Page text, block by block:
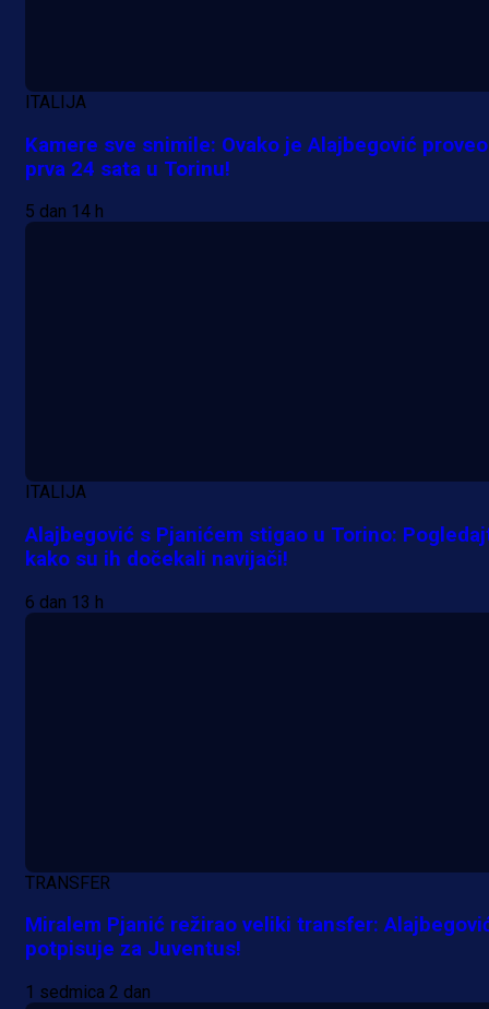
Premijer liga BiH
Grbavica se prisjetila Izeta
ITALIJA
Kamere sve snimile: Ovako je Alajbegović proveo
prva 24 sata u Torinu!
5 dan 14 h
ITALIJA
Alajbegović s Pjanićem stigao u Torino:
kako su ih dočekali navijači!
6 dan 13 h
TRANSFER
Miralem Pjanić režirao veliki transfer:
potpisuje za Juventus!
1 sedmica 2 dan